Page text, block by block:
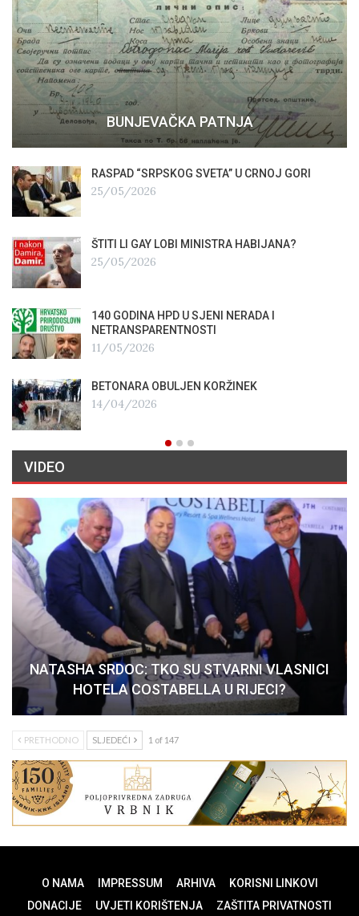
BUNJEVAČKA PATNJA
RASPAD “SRPSKOG SVETA” U CRNOJ GORI
25/05/2026
ŠTITI LI GAY LOBI MINISTRA HABIJANA?
25/05/2026
140 GODINA HPD U SJENI NERADA I
NETRANSPARENTNOSTI
11/05/2026
BETONARA OBULJEN KORŽINEK
14/04/2026
VIDEO
NATASHA SRDOC: TKO SU STVARNI VLASNICI
HOTELA COSTABELLA U RIJECI?
PRETHODNO SLJEDEĆI 1 of 147
O NAMA IMPRESSUM ARHIVA
KORISNI LINKOVI
DONACIJE
UVJETI KORIŠTENJA ZAŠTITA PRIVATNOSTI